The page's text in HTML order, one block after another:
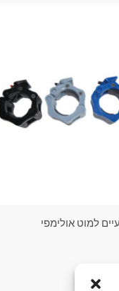
למוט אולימפי